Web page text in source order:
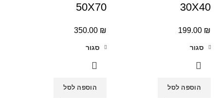
30X40
199.00 ₪
50X70
350.00 ₪
הוספה לסל
סגור
הוספה לסל
סגור